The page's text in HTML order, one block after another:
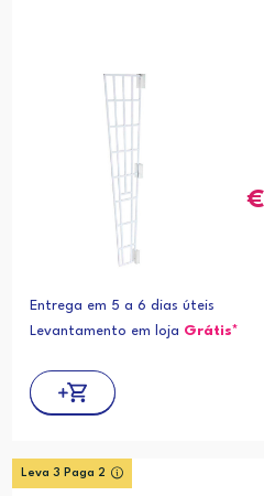
Entrega em 5 a 6 dias úteis
Levantamento em loja Grátis*
Leva 3 Paga 2